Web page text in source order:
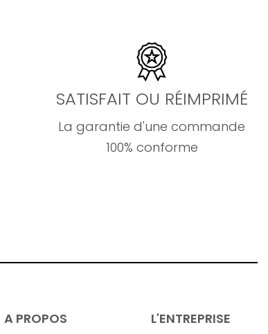
SATISFAIT OU RÉIMPRIMÉ
La garantie d'une commande
100% conforme
A PROPOS L'ENTREPRISE